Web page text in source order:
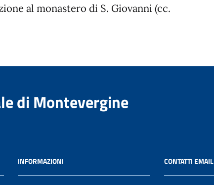
al monastero di S. Giovanni (cc.
di Montevergine
INFORMAZIONI CONTATTI EMAIL